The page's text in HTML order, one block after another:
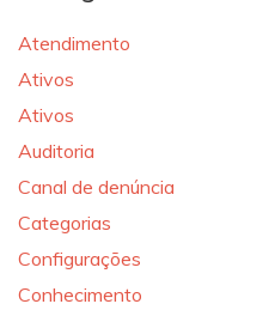
Atendimento
Ativos
Ativos
Auditoria
Canal de denúncia
Categorias
Configurações
Conhecimento